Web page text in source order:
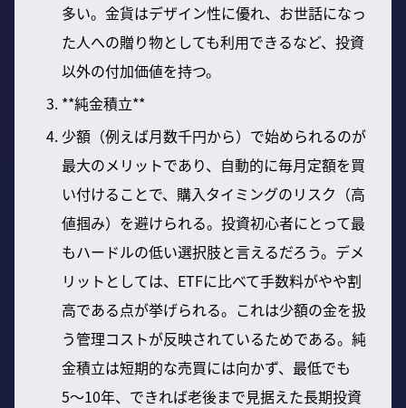
多い。金貨はデザイン性に優れ、お世話になっ
た人への贈り物としても利用できるなど、投資
以外の付加価値を持つ。
**純金積立**
少額（例えば月数千円から）で始められるのが
最大のメリットであり、自動的に毎月定額を買
い付けることで、購入タイミングのリスク（高
値掴み）を避けられる。投資初心者にとって最
もハードルの低い選択肢と言えるだろう。デメ
リットとしては、ETFに比べて手数料がやや割
高である点が挙げられる。これは少額の金を扱
う管理コストが反映されているためである。純
金積立は短期的な売買には向かず、最低でも
5〜10年、できれば老後まで見据えた長期投資